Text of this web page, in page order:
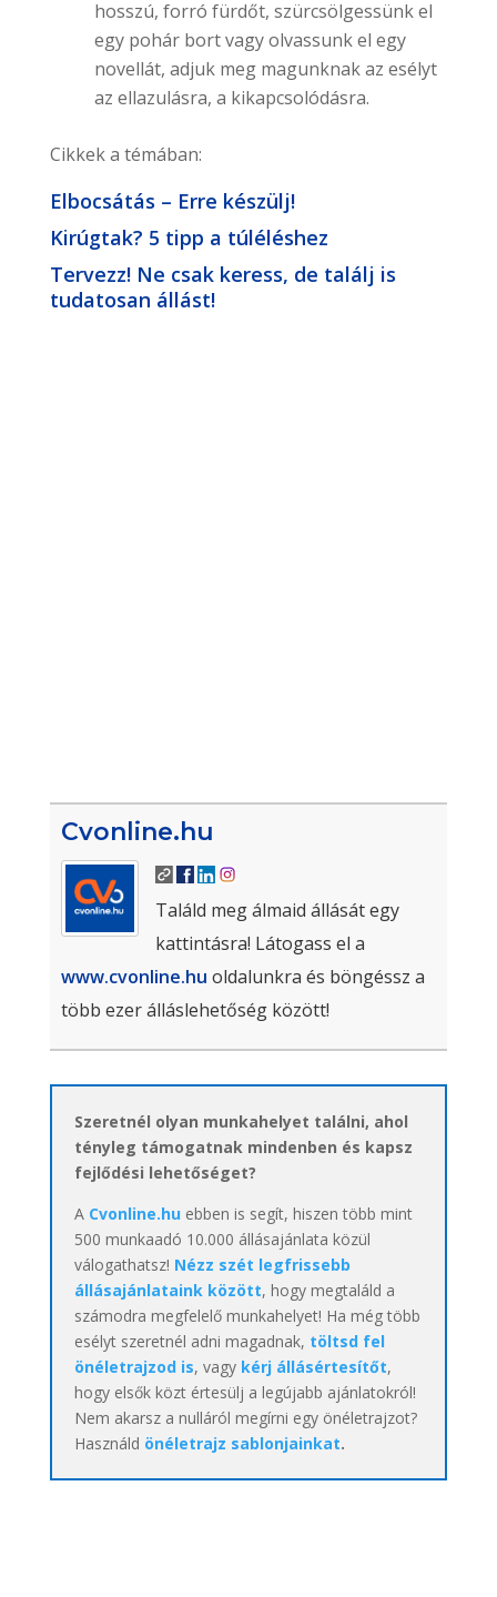
hosszú, forró fürdőt, szürcsölgessünk el
egy pohár bort vagy olvassunk el egy
novellát, adjuk meg magunknak az esélyt
az ellazulásra, a kikapcsolódásra.
Cikkek a témában:
Elbocsátás – Erre készülj!
Kirúgtak? 5 tipp a túléléshez
Tervezz! Ne csak keress, de találj is
tudatosan állást!
Cvonline.hu
Találd meg álmaid állását egy
kattintásra! Látogass el a
www.cvonline.hu oldalunkra és böngéssz a
több ezer álláslehetőség között!
Szeretnél olyan munkahelyet találni, ahol
tényleg támogatnak mindenben és kapsz
fejlődési lehetőséget?
A Cvonline.huebben is segít, hiszen több mint
500 munkaadó 10.000 állásajánlata közül
válogathatsz! Nézz szét legfrissebb
állásajánlataink között, hogy megtaláld a
számodra megfelelő munkahelyet! Ha még több
esélyt szeretnél adni magadnak, töltsd fel
önéletrajzod is, vagy kérj állásértesítőt,
hogy elsők közt értesülj a legújabb ajánlatokról!
Nem akarsz a nulláról megírni egy önéletrajzot?
Használd önéletrajz sablonjainkat.